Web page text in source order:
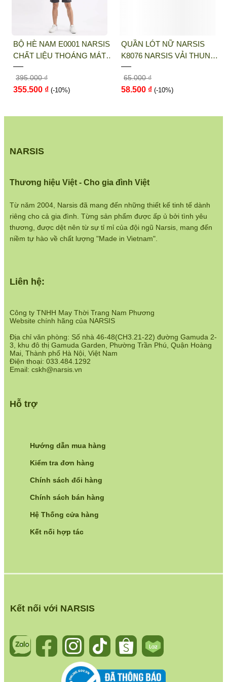
Tone màu trơn thanh lịch, phù hợp nhiều độ tuổi, dễ phối
dép đi trong nhà.
 LIÊN HỆ MUA HÀNG:
THỜI TRANG NARSIS
Địa chỉ văn phòng/showroom: Số 46 + 48
Shophouse đường 2.3 Khu đô thị Gamuda
Website:
https://www.narsis.vn/huong-dan-mua-hang
https://www.narsis.vn/kiem-tra-don-hang
Chính sách đổi hàng:
https://www.narsis.vn/doi-tra-hoan-tien
BỘ HÈ NAM E0001 NARSIS
CHẤT LIỆU THOÁNG MÁT,
DỄ CHỊU, THOẢI MÁI CẢ
NGÀY, DỄ VẬN ĐỘNG
395.000 ₫
355.500 ₫ (-10%)
QUẦN LÓT NỮ NARSIS
K8076 NARSIS VẢI THUN
LẠNH THOÁNG MÁT, LÓT
COTTON THOẢI MÁI, GIỮ
DÁNG TỐT, THO...
65.000 ₫
58.500 ₫ (-10%)
Công ty TNHH May Thời Trang Nam Phương
Website chính hãng của NARSIS
Địa chỉ văn phòng: Số nhà 46-48(CH3.21-22) đường Gamuda 2-
3, khu đô thị Gamuda Garden, Phường Trần Phú, Quận Hoàng
Mai, Thành phố Hà Nội, Việt Nam
Điện thoại: 033.484.1292
Email: cskh@narsis.vn
Hỗ trợ
Kết nối với NARSIS
NARSIS
Liên hệ:
Hướng dẫn mua hàng
Kiểm tra đơn hàng
Chính sách đổi hàng
Chính sách bán hàng
Hệ Thống cửa hàng
Kết nối hợp tác
Từ năm 2004, Narsis đã mang đến những thiết kế tinh tế dành
riêng cho cả gia đình. Từng sản phẩm được ấp ủ bởi tình yêu
thương, được dệt nên từ sự tỉ mỉ của đội ngũ Narsis, mang đến
niềm tự hào về chất lượng "Made in Vietnam".
Thương hiệu Việt - Cho gia đình Việt